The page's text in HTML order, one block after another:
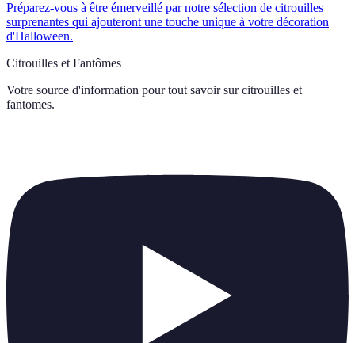
Préparez-vous à être émerveillé par notre sélection de citrouilles
surprenantes qui ajouteront une touche unique à votre décoration
d'Halloween.
Citrouilles et Fantômes
Votre source d'information pour tout savoir sur citrouilles et
fantomes.